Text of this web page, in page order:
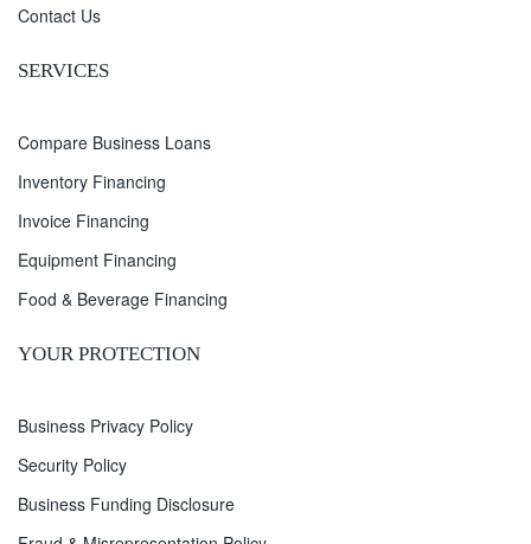
Contact Us
SERVICES
Compare Business Loans
Inventory Financing
Invoice Financing
Equipment Financing
Food & Beverage Financing
YOUR PROTECTION
Business Privacy Policy
Security Policy
Business Funding Disclosure